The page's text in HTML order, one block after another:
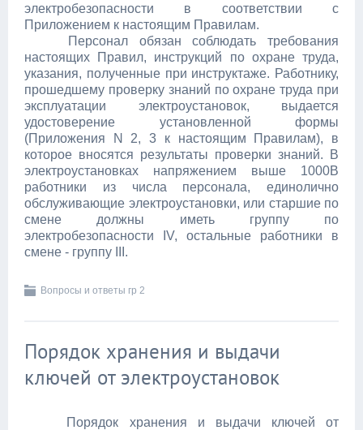
электробезопасности в соответствии с
Приложением к настоящим Правилам.
Персонал обязан соблюдать требования
настоящих Правил, инструкций по охране труда,
указания, полученные при инструктаже. Работнику,
прошедшему проверку знаний по охране труда при
эксплуатации электроустановок, выдается
удостоверение установленной формы
(Приложения N 2, 3 к настоящим Правилам), в
которое вносятся результаты проверки знаний. В
электроустановках напряжением выше 1000В
работники из числа персонала, единолично
обслуживающие электроустановки, или старшие по
смене должны иметь группу по
электробезопасности IV, остальные работники в
смене - группу III.
Вопросы и ответы гр 2
Порядок хранения и выдачи
ключей от электроустановок
Порядок хранения и выдачи ключей от